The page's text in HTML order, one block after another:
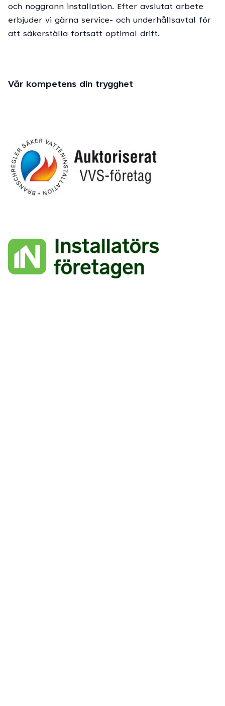
och noggrann installation. Efter avslutat arbete
erbjuder vi gärna service- och underhållsavtal för
att säkerställa fortsatt optimal drift.
Vår kompetens din trygghet